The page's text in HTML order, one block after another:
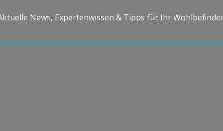
News, Expertenwissen & Tipps für Ihr